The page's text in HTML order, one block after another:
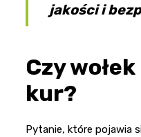
jakości i
Czy
kur?
Pytanie, które pojawia